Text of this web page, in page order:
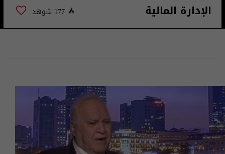
الإدارة المالية 177 شوهد